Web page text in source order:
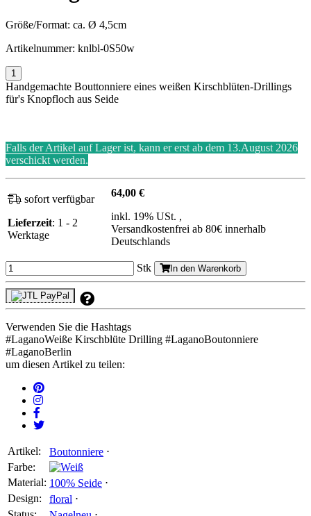
Größe/Format: ca. Ø 4,5cm
Artikelnummer: knlbl-0S50w
Handgemachte Bouttonniere eines weißen Kirschblüten-Drillings
für's Knopfloch aus Seide
Falls der Artikel auf Lager ist, kann er erst ab dem 13.August 2026
verschickt werden.
sofort verfügbar
Lieferzeit: 1 - 2
Werktage
64,00 €
inkl. 19% USt. ,
Versandkostenfrei ab 80€ innerhalb
Deutschlands
Stk In den Warenkorb
Verwenden Sie die Hashtags
#LaganoWeiße Kirschblüte Drilling #LaganoBoutonniere
#LaganoBerlin
um diesen Artikel zu teilen:
Artikel: Boutonniere ⋅
Farbe:
Material: 100% Seide ⋅
Design:
floral ⋅